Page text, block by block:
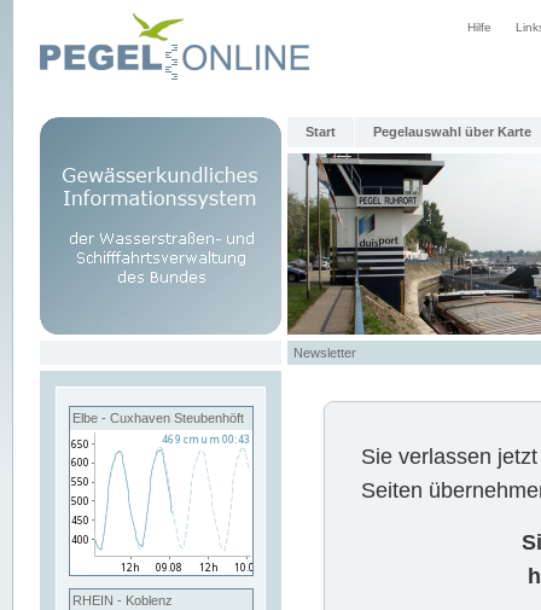
Hilfe
Start Pegelauswahl über Karte
Newsletter
Elbe - Cuxhaven Steubenhöft
RHEIN - Koblenz
Sie verlassen
Seiten